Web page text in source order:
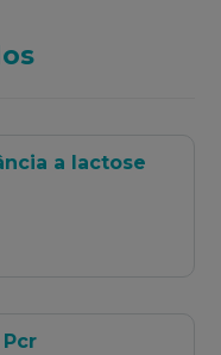
a lactose